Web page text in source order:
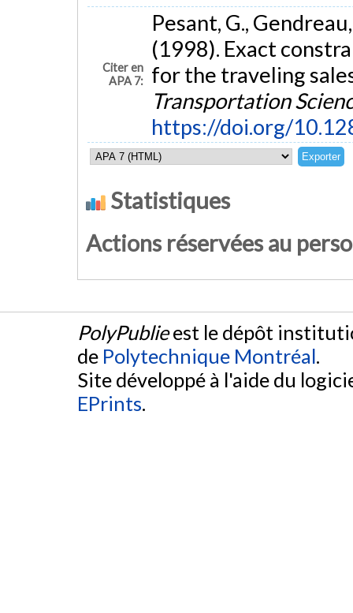
Citer en
APA 7:
Pesant, G.,
(1998). Exact
for the traveling
Transportation
https://doi.org/
Statistiques
Actions réservées au
PolyPublieest le dépôt
de Polytechnique Montréal.
Site développé à l'aide du
EPrints.